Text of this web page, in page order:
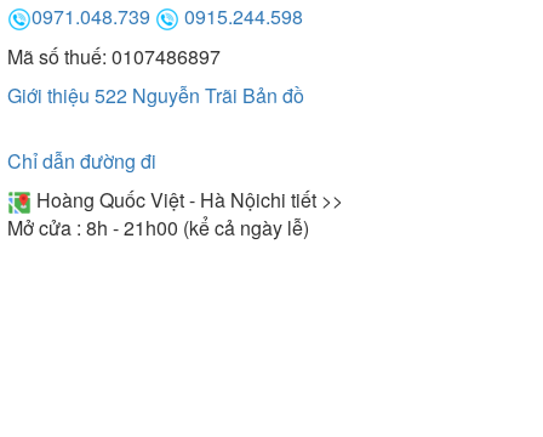
0971.048.739
0915.244.598
Mã số thuế: 0107486897
Giới thiệu 522 Nguyễn Trãi Bản đồ
Chỉ dẫn đường đi
Hoàng Quốc Việt - Hà Nộichi tiết >>
Mở cửa : 8h - 21h00 (kể cả ngày lễ)